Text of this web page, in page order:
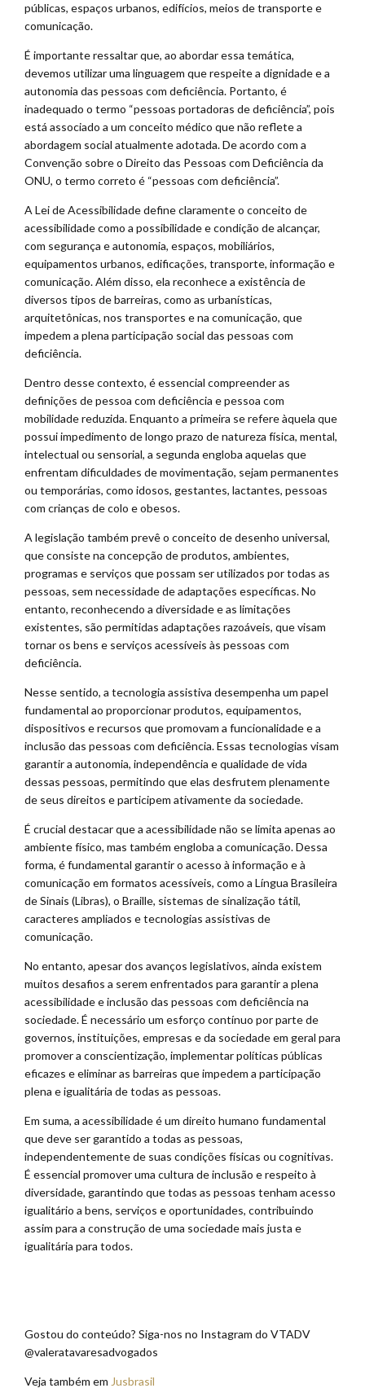
públicas, espaços urbanos, edifícios, meios de transporte e
comunicação.
É importante ressaltar que, ao abordar essa temática,
devemos utilizar uma linguagem que respeite a dignidade e a
autonomia das pessoas com deficiência. Portanto, é
inadequado o termo “pessoas portadoras de deficiência”, pois
está associado a um conceito médico que não reflete a
abordagem social atualmente adotada. De acordo com a
Convenção sobre o Direito das Pessoas com Deficiência da
ONU, o termo correto é “pessoas com deficiência”.
A Lei de Acessibilidade define claramente o conceito de
acessibilidade como a possibilidade e condição de alcançar,
com segurança e autonomia, espaços, mobiliários,
equipamentos urbanos, edificações, transporte, informação e
comunicação. Além disso, ela reconhece a existência de
diversos tipos de barreiras, como as urbanísticas,
arquitetônicas, nos transportes e na comunicação, que
impedem a plena participação social das pessoas com
deficiência.
Dentro desse contexto, é essencial compreender as
definições de pessoa com deficiência e pessoa com
mobilidade reduzida. Enquanto a primeira se refere àquela que
possui impedimento de longo prazo de natureza física, mental,
intelectual ou sensorial, a segunda engloba aquelas que
enfrentam dificuldades de movimentação, sejam permanentes
ou temporárias, como idosos, gestantes, lactantes, pessoas
com crianças de colo e obesos.
A legislação também prevê o conceito de desenho universal,
que consiste na concepção de produtos, ambientes,
programas e serviços que possam ser utilizados por todas as
pessoas, sem necessidade de adaptações específicas. No
entanto, reconhecendo a diversidade e as limitações
existentes, são permitidas adaptações razoáveis, que visam
tornar os bens e serviços acessíveis às pessoas com
deficiência.
Nesse sentido, a tecnologia assistiva desempenha um papel
fundamental ao proporcionar produtos, equipamentos,
dispositivos e recursos que promovam a funcionalidade e a
inclusão das pessoas com deficiência. Essas tecnologias visam
garantir a autonomia, independência e qualidade de vida
dessas pessoas, permitindo que elas desfrutem plenamente
de seus direitos e participem ativamente da sociedade.
É crucial destacar que a acessibilidade não se limita apenas ao
ambiente físico, mas também engloba a comunicação. Dessa
forma, é fundamental garantir o acesso à informação e à
comunicação em formatos acessíveis, como a Língua Brasileira
de Sinais (Libras), o Braille, sistemas de sinalização tátil,
caracteres ampliados e tecnologias assistivas de
comunicação.
No entanto, apesar dos avanços legislativos, ainda existem
muitos desafios a serem enfrentados para garantir a plena
acessibilidade e inclusão das pessoas com deficiência na
sociedade. É necessário um esforço contínuo por parte de
governos, instituições, empresas e da sociedade em geral para
promover a conscientização, implementar políticas públicas
eficazes e eliminar as barreiras que impedem a participação
plena e igualitária de todas as pessoas.
Em suma, a acessibilidade é um direito humano fundamental
que deve ser garantido a todas as pessoas,
independentemente de suas condições físicas ou cognitivas.
É essencial promover uma cultura de inclusão e respeito à
diversidade, garantindo que todas as pessoas tenham acesso
igualitário a bens, serviços e oportunidades, contribuindo
assim para a construção de uma sociedade mais justa e
igualitária para todos.
Gostou do conteúdo? Siga-nos no Instagram do VTADV
@valeratavaresadvogados
Veja também em Jusbrasil